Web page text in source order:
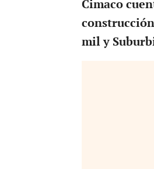
Cimaco
mil y